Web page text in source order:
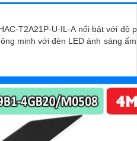
T2A21P-U-IL-A nổi bật với độ
minh với đèn LED ánh sáng